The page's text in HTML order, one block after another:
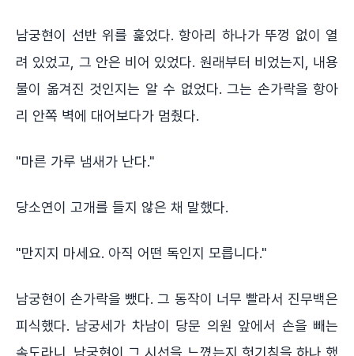
남궁현이 선반 위를 훑었다. 항아리 하나가 뚜껑 없이 열
려 있었고, 그 안은 비어 있었다. 원래부터 비었는지, 내용
물이 옮겨진 것인지는 알 수 없었다. 그는 손가락을 항아
리 안쪽 벽에 대어보다가 멈췄다.
"마른 가루 냄새가 난다."
당소연이 고개를 들지 않은 채 말했다.
"만지지 마세요. 아직 어떤 독인지 모릅니다."
남궁현이 손가락을 뺐다. 그 동작이 너무 빨라서 진무백은
피식했다. 남궁세가 차남이 당문 의원 앞에서 손을 빼는
속도라니. 남궁현이 그 시선을 느꼈는지 헛기침을 하나 했